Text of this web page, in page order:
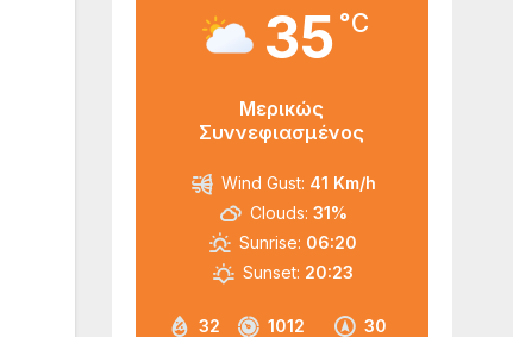
35 °C
Μερικώς
Συννεφιασμένος
32
1012
30
Wind Gust: 41 Km/h
Clouds: 31%
Sunrise: 06:20
Sunset: 20:23